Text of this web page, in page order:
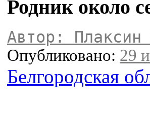
Родник около
Автор: Плаксин
Опубликовано: 29
Белгородская